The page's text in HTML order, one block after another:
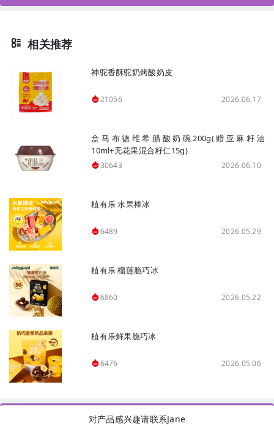
相关推荐
神驼香酥驼奶烤酸奶皮
21056 2026.06.17
盒马布德维希腊酸奶碗200g(赠亚麻籽油
10ml+无花果混合籽仁15g)
30643 2026.06.10
植有乐 水果棒冰
6489 2026.05.29
植有乐 榴莲脆巧冰
6860 2026.05.22
植有乐鲜果脆巧冰
6476 2026.05.06
对产品感兴趣请联系Jane